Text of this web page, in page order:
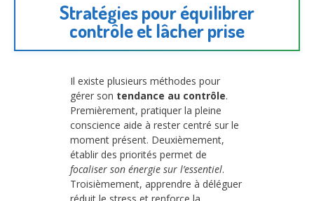
Stratégies pour équilibrer
contrôle et lâcher prise
Il existe plusieurs méthodes pour
gérer son tendance au contrôle.
Premièrement, pratiquer la pleine
conscience aide à rester centré sur le
moment présent. Deuxièmement,
établir des priorités permet de
focaliser son énergie sur l’essentiel.
Troisièmement, apprendre à déléguer